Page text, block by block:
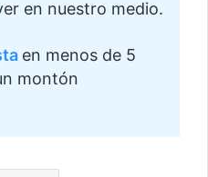
en nuestro medio.
en menos de 5
montón